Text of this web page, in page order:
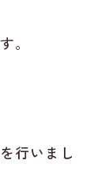
。
行いまし